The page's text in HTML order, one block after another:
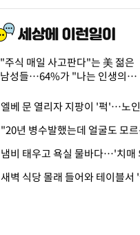
"주식 매일 사고판다"는 美 젊은
남성들…64%가 "나는 인생의